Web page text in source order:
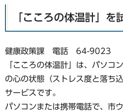
「こころの体温計」を
健康政策課 電話 64-9023
「こころの体温計」は、パソコ
の心の状態（ストレス度と落ち
サービスです。
パソコンまたは携帯電話で、市